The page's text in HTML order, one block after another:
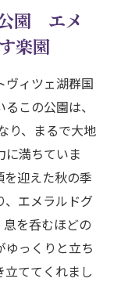
園 エメ
楽園
ヴィツェ湖群国
この公園は、
り、まるで大地
に満ちていま
迎えた秋の季
、エメラルドグ
を呑むほどの
っくりと立ち
ててくれまし